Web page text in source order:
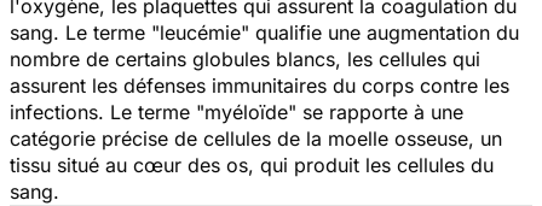
l'oxygène, les plaquettes qui assurent la coagulation du
sang. Le terme "leucémie" qualifie une augmentation du
nombre de certains globules blancs, les cellules qui
assurent les défenses immunitaires du corps contre les
infections. Le terme "myéloïde" se rapporte à une
catégorie précise de cellules de la moelle osseuse, un
tissu situé au cœur des os, qui produit les cellules du
sang.